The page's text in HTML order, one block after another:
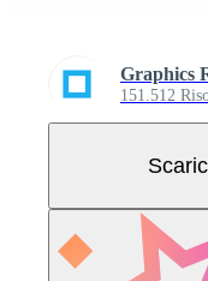
Graphics
151.512